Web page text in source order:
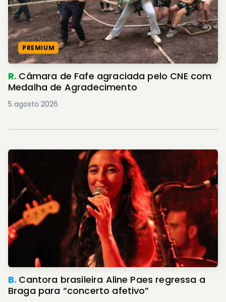
PREMIUM
R. Câmara de Fafe agraciada pelo CNE com
Medalha de Agradecimento
5 agosto 2026
B. Cantora brasileira Aline Paes regressa a
Braga para “concerto afetivo”